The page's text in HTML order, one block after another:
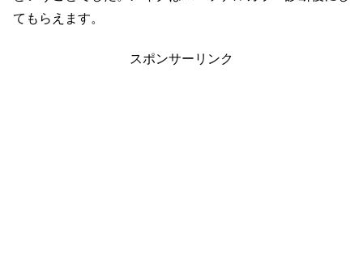
てもらえます。
スポンサーリンク